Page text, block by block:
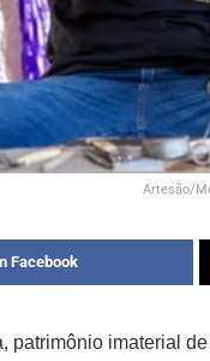
Artesão/
Facebook
patrimônio imaterial